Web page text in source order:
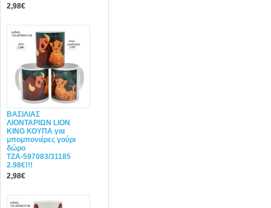
2,98€
ΒΑΣΙΛΙΑΣ
ΛΙΟΝΤΑΡΙΩΝ LION
KING ΚΟΥΠΑ για
μπομπονιέρες γούρι
δώρο
ΤΖΑ-597083/31185
2.98€!!!
2,98€